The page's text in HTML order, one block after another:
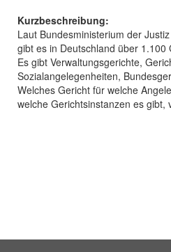
Kurzbeschreibung:
Laut Bundesministerium der
gibt es in Deutschland über
Es gibt Verwaltungsgerichte,
Sozialangelegenheiten,
Welches Gericht für welche
welche Gerichtsinstanzen es gibt,